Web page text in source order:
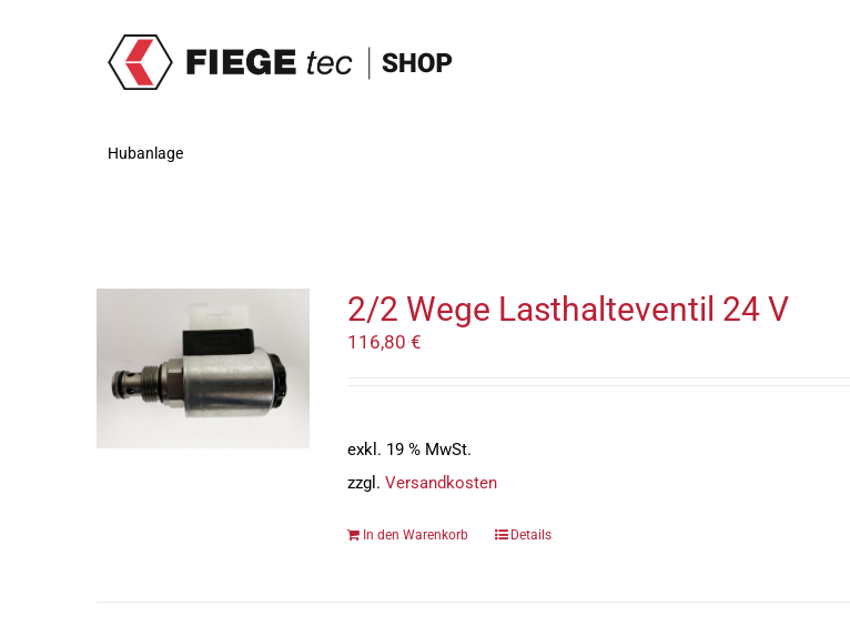
Hubanlage
2/2 Wege Lasthalteventil 24 V
116,80 €
exkl. 19 % MwSt.
zzgl. Versandkosten
In den Warenkorb Details